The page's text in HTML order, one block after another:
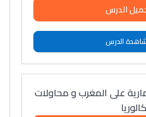
الدرس
الدرس
على المغرب و محاولات